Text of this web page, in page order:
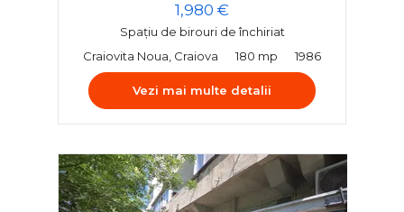
1,980 €
Spațiu de birouri de închiriat
Craiovita Noua, Craiova
180 mp 1986
Vezi mai multe detalii